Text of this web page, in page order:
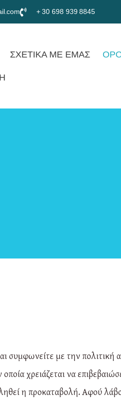
+ 30 698 939 8845
ΣΧΕΤΙΚΑ ΜΕ ΕΜΑΣ
συμφωνείτε με την
χρειάζεται να
η προκαταβολή. Αφού